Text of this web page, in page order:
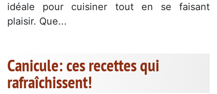
idéale pour cuisiner tout en se faisant
plaisir. Que...
Canicule: ces recettes qui
rafraîchissent!